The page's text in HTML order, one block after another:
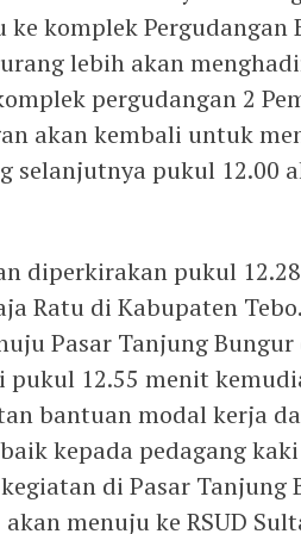
komplek Pergudangan
lebih akan
pergudangan 2
akan kembali untuk
selanjutnya pukul 12.00
diperkirakan pukul
Ratu di Kabupaten
Pasar Tanjung
12.55 menit
bantuan modal kerja
kepada pedagang
di Pasar Tanjung
menuju ke RSUD